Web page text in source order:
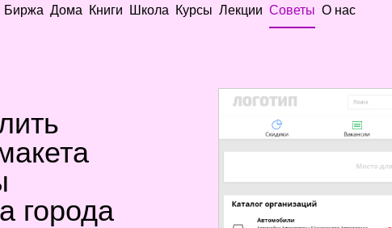
Биржа Дома Книги Школа Курсы Лекции Советы О нас
города